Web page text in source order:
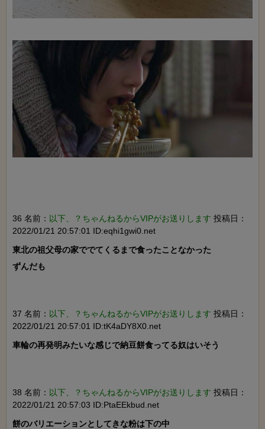
36 名前： 以下、？ちゃんねるからVIPがお送りします 投稿日：
2022/01/21 20:57:01 ID:eqhi1gwi0.net
東北の祖父母の家ででてくるまで食ったことなかった
ずんだも
37 名前： 以下、？ちゃんねるからVIPがお送りします 投稿日：
2022/01/21 20:57:01 ID:tK4aDY8X0.net
車輪の再発明みたいな感じで納豆餅食ってる奴はいそう
38 名前： 以下、？ちゃんねるからVIPがお送りします 投稿日：
2022/01/21 20:57:03 ID:PtaEEkbud.net
餅のバリエーションとしてきな粉は下の中